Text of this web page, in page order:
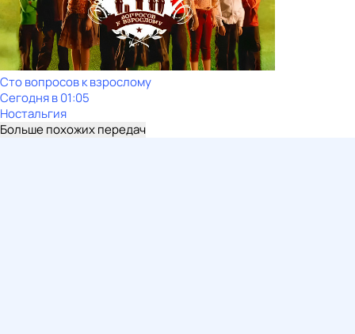
Сто вопросов к взрослому
Сегодня в 01:05
Ностальгия
Больше похожих передач